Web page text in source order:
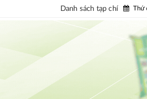
Danh sách tạp chí Thứ